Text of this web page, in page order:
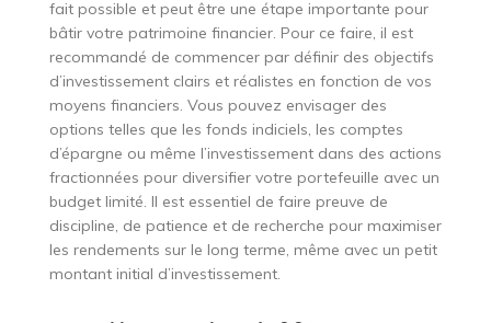
fait possible et peut être une étape importante pour
bâtir votre patrimoine financier. Pour ce faire, il est
recommandé de commencer par définir des objectifs
d’investissement clairs et réalistes en fonction de vos
moyens financiers. Vous pouvez envisager des
options telles que les fonds indiciels, les comptes
d’épargne ou même l’investissement dans des actions
fractionnées pour diversifier votre portefeuille avec un
budget limité. Il est essentiel de faire preuve de
discipline, de patience et de recherche pour maximiser
les rendements sur le long terme, même avec un petit
montant initial d’investissement.